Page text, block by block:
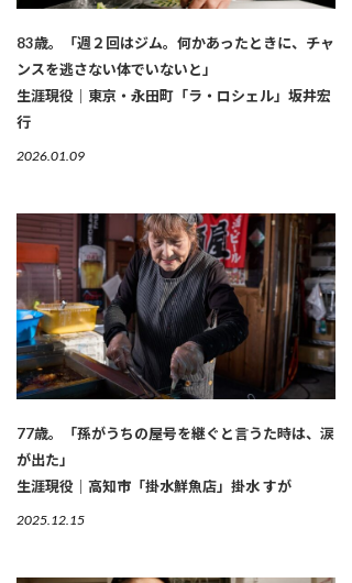
83歳。「週２回はジム。何かあったときに、チャ
ンスを逃さない体でいないと」
生涯現役｜東京・永田町「ラ・ロシェル」坂井宏
行
2026.01.09
77歳。「孫がうちの屋号を継ぐと言うた時は、涙
が出た」
生涯現役｜高知市「掛水鮮魚店」掛水 すが
2025.12.15